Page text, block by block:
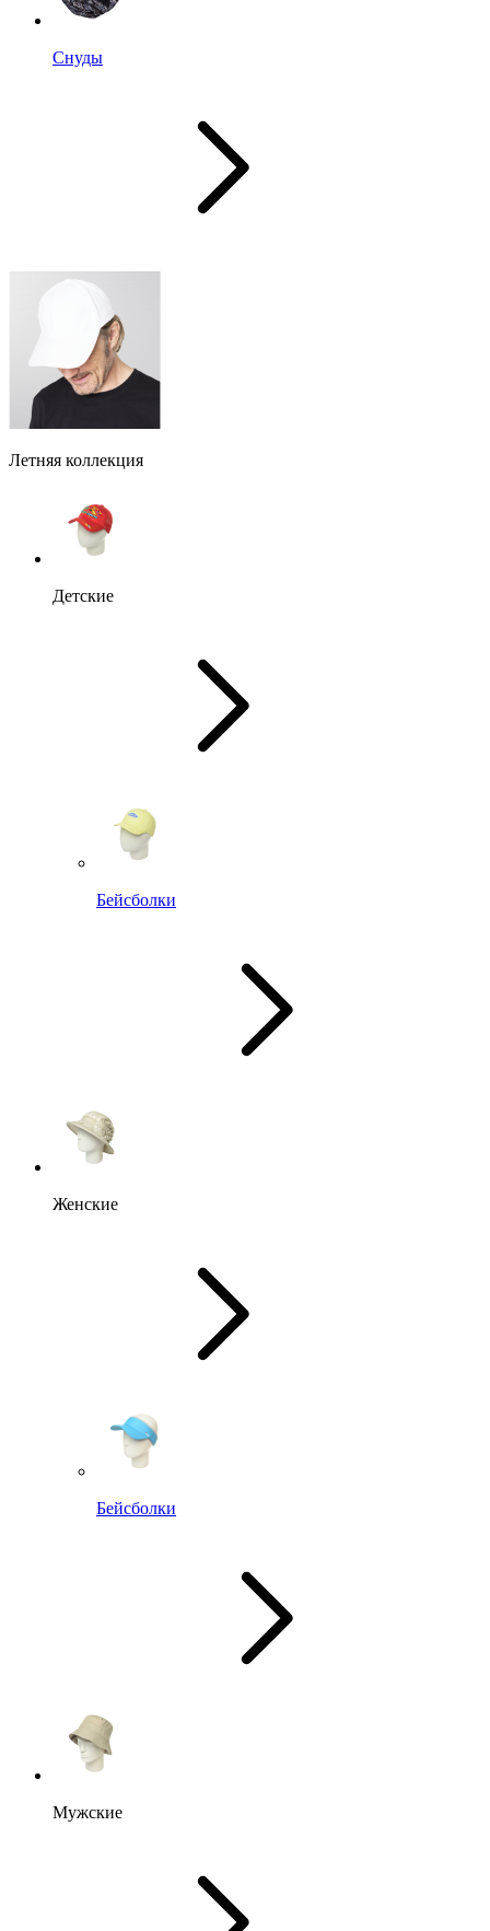
Снуды
Летняя коллекция
Детские
Бейсболки
Женские
Бейсболки
Мужские